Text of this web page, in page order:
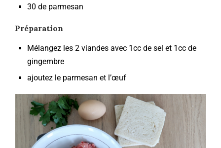
30 de parmesan
Préparation
Mélangez les 2 viandes avec 1cc de sel et 1cc de
gingembre
ajoutez le parmesan et l’œuf